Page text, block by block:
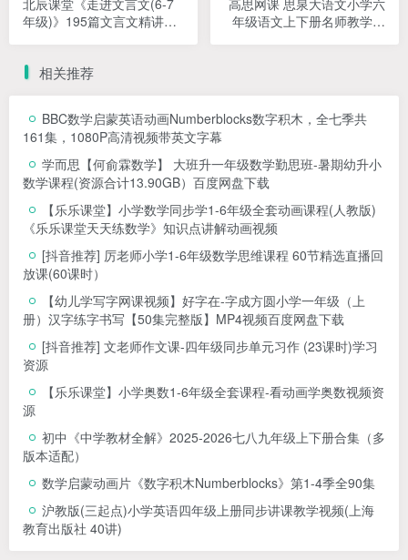
年级)》195篇文言文精讲视
年级语文上下册名师教学视
相关推荐
BBC数学启蒙英语动画Numberblocks数字积木，全七季共
161集，1080P高清视频带英文字幕
学而思【何俞霖数学】 大班升一年级数学勤思班-暑期幼升小
数学课程(资源合计13.90GB）百度网盘下载
【乐乐课堂】小学数学同步学1-6年级全套动画课程(人教版)
《乐乐课堂天天练数学》知识点讲解动画视频
[抖音推荐] 厉老师小学1-6年级数学思维课程 60节精选直播回
放课(60课时）
【幼儿学写字网课视频】好字在-字成方圆小学一年级（上
册）汉字练字书写【50集完整版】MP4视频百度网盘下载
[抖音推荐] 文老师作文课-四年级同步单元习作 (23课时)学习
资源
【乐乐课堂】小学奥数1-6年级全套课程-看动画学奥数视频资
源
初中《中学教材全解》2025-2026七八九年级上下册合集（多
版本适配）
数学启蒙动画片《数字积木Numberblocks》第1-4季全90集
沪教版(三起点)小学英语四年级上册同步讲课教学视频(上海
教育出版社 40讲)